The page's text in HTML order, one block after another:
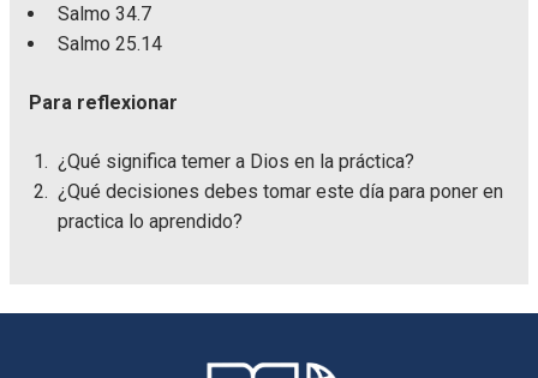
Salmo 34.7
Salmo 25.14
Para reflexionar
¿Qué significa temer a Dios en la práctica?
¿Qué decisiones debes tomar este día para poner en
practica lo aprendido?